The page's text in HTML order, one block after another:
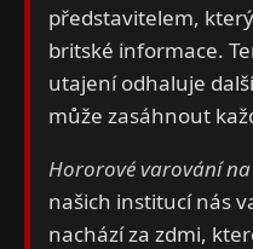
představitelem,
britské informace.
utajení odhaluje
může zasáhnout
Hororové varování
našich institucí nás
nachází za zdmi,